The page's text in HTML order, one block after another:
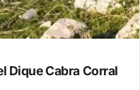
Dique Cabra Corral